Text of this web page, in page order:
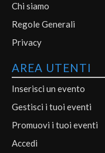
Chi siamo
Regole Generali
Privacy
AREA UTENTI
Inserisci un evento
Gestisci i tuoi eventi
Promuovi i tuoi eventi
Accedi